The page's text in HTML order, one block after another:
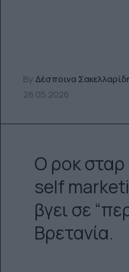
ByΔέσποινα
26.05.2026
O ροκ
self
βγει σε
Βρετανία.